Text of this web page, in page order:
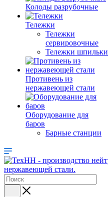
Колоды разрубочные
Тележки
Тележки
сервировочные
Тележки шпильки
Противень из
нержавеющей стали
Оборудование для
баров
Барные станции